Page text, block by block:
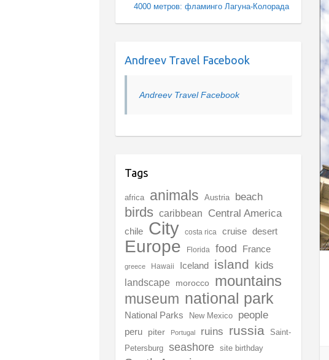
4000 метров: фламинго Лагуна-Колорада
Andreev Travel Facebook
Andreev Travel Facebook
Tags
africa animals Austria beach
birds caribbean Central America
chile City costa rica cruise desert
Europe Florida food France
greece Hawaii Iceland island kids
landscape morocco mountains
museum national park
National Parks New Mexico people
peru piter Portugal ruins russia
Saint-
Petersburg
seashore site birthday